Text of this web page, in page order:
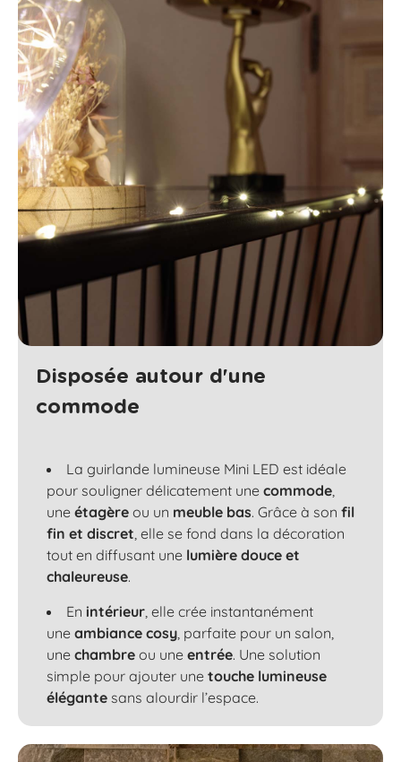
Disposée autour d'une
commode
La guirlande lumineuse Mini LED est idéale
pour souligner délicatement une commode,
une étagère ou un meuble bas. Grâce à son fil
fin et discret, elle se fond dans la décoration
tout en diffusant une lumière douce et
chaleureuse.
En intérieur, elle crée instantanément
une ambiance cosy, parfaite pour un salon,
une chambre ou une entrée. Une solution
simple pour ajouter une touche lumineuse
élégante sans alourdir l’espace.